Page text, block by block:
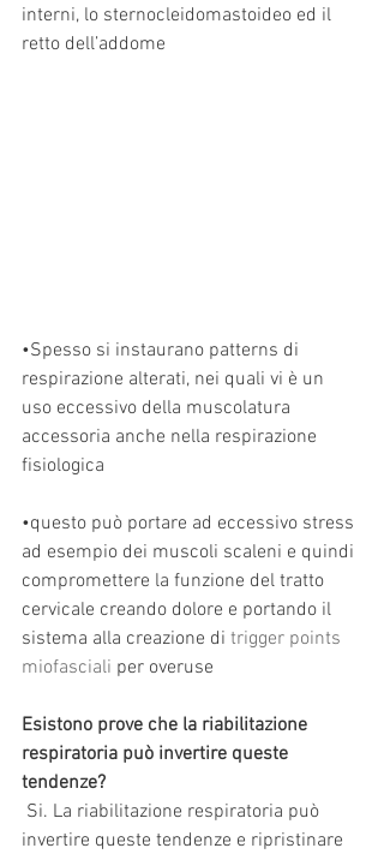
interni, lo sternocleidomastoideo ed il
retto dell’addome
•Spesso si instaurano patterns di
respirazione alterati, nei quali vi è un
uso eccessivo della muscolatura
accessoria anche nella respirazione
fisiologica
•questo può portare ad eccessivo stress
ad esempio dei muscoli scaleni e quindi
compromettere la funzione del tratto
cervicale creando dolore e portando il
sistema alla creazione di trigger points
miofasciali per overuse
Esistono prove che la riabilitazione
respiratoria può invertire queste
tendenze?
invertire queste tendenze e ripristinare